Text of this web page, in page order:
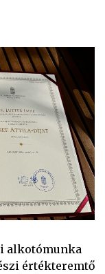
alkotómunka
értékteremtő